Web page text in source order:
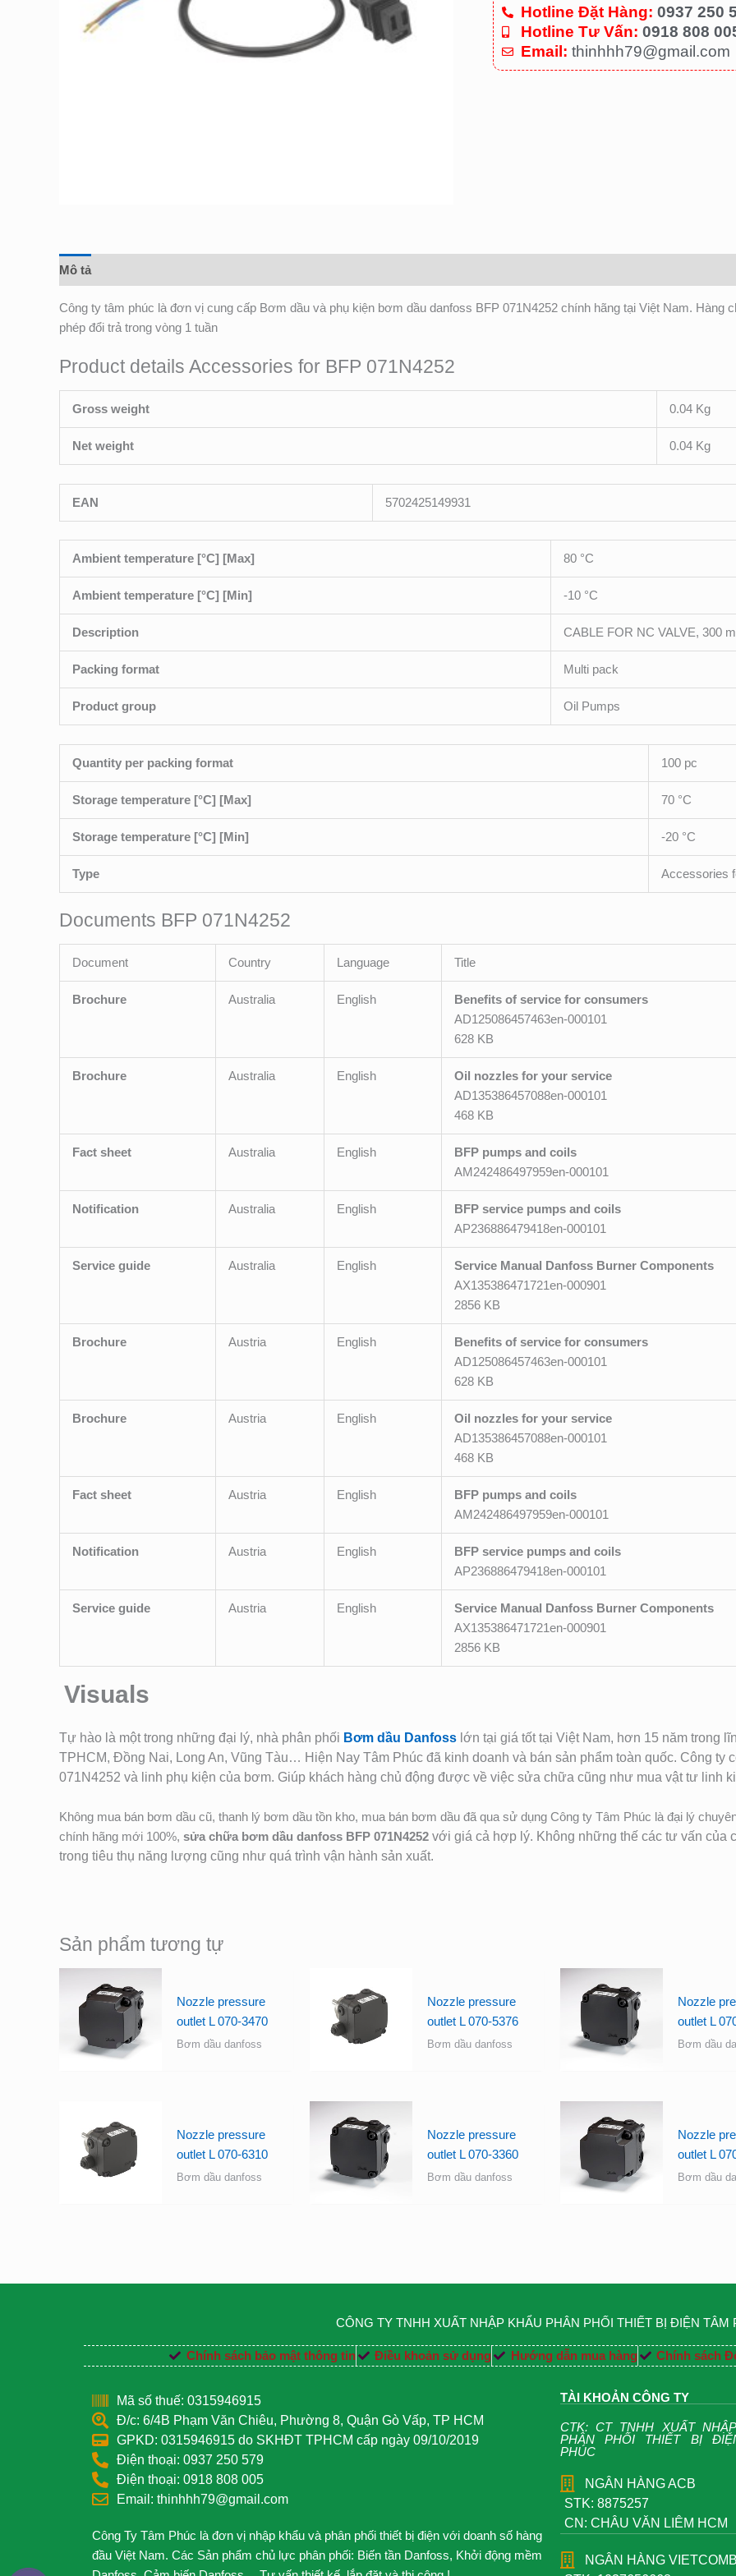
Hotline Đặt Hàng: 0937 250
Hotline Tư Vấn: 0918 808
Email: thinhhh79@gmail.com
Mô tả
Công ty tâm phúc là đơn vị cung cấp Bơm dầu và phụ kiện bơm dầu danfoss BFP 071N4252 chính hãng tại Việt Nam. Hàng
phép đổi trả trong vòng 1 tuần
Product details Accessories for BFP 071N4252
Gross weight 0.04 Kg
Net weight 0.04 Kg
EAN 5702425149931
Ambient temperature [°C] [Max] 80 °C
Ambient temperature [°C] [Min] -10 °C
Description CABLE FOR NC VALVE, 300
Packing format Multi pack
Product group Oil Pumps
Quantity per packing format 100 pc
Storage temperature [°C] [Max] 70 °C
Storage temperature [°C] [Min] -20 °C
Type Accessories
Documents BFP 071N4252
Document Country Language Title
Brochure Australia English
Benefits of service for consumers
AD125086457463en-000101
628 KB
Brochure Australia English
Oil nozzles for your service
AD135386457088en-000101
468 KB
Fact sheet Australia English
BFP pumps and coils
AM242486497959en-000101
Notification Australia English
BFP service pumps and coils
AP236886479418en-000101
Service guide Australia English
Service Manual Danfoss Burner Components
AX135386471721en-000901
2856 KB
Brochure Austria English
Benefits of service for consumers
AD125086457463en-000101
628 KB
Brochure Austria English
Oil nozzles for your service
AD135386457088en-000101
468 KB
Fact sheet Austria English
BFP pumps and coils
AM242486497959en-000101
Notification Austria English
BFP service pumps and coils
AP236886479418en-000101
Service guide Austria English
Service Manual Danfoss Burner Components
AX135386471721en-000901
2856 KB
Visuals
Tự hào là một trong những đại lý, nhà phân phối Bơm dầu Danfoss lớn tại giá tốt tại Việt Nam, hơn 15 năm trong
TPHCM, Đồng Nai, Long An, Vũng Tàu… Hiện Nay Tâm Phúc đã kinh doanh và bán sản phẩm toàn quốc. Công ty
071N4252 và linh phụ kiện của bơm. Giúp khách hàng chủ động được về việc sửa chữa cũng như mua vật tư linh
Không mua bán bơm dầu cũ, thanh lý bơm dầu tồn kho, mua bán bơm dầu đã qua sử dụng Công ty Tâm Phúc là đại lý
chính hãng mới 100%, sửa chữa bơm dầu danfoss BFP 071N4252 với giá cả hợp lý. Không những thế các tư vấn của
trong tiêu thụ năng lượng cũng như quá trình vận hành sản xuất.
Sản phẩm tương tự
Nozzle pressure
outlet L 070-3470
Bơm dầu danfoss
Nozzle pressure
outlet L 070-5376
Bơm dầu danfoss
Nozzle
outlet L
Bơm dầu
Nozzle pressure
outlet L 070-6310
Bơm dầu danfoss
Nozzle pressure
outlet L 070-3360
Bơm dầu danfoss
Nozzle
outlet L
Bơm dầu
CÔNG TY TNHH XUẤT NHẬP KHẨU PHÂN PHỐI THIẾT BỊ ĐIỆN TÂM
Chính sách bảo mật thông tin Điều khoản sử dụng Hướng dẫn mua hàng Chính sách
Mã số thuế: 0315946915
Đ/c: 6/4B Phạm Văn Chiêu, Phường 8, Quận Gò Vấp, TP HCM
GPKD: 0315946915 do SKHĐT TPHCM cấp ngày 09/10/2019
Điện thoại: 0937 250 579
Điện thoại: 0918 808 005
Email: thinhhh79@gmail.com
Công Ty Tâm Phúc là đơn vị nhập khẩu và phân phối thiết bị điện với doanh số hàng
đầu Việt Nam. Các Sản phẩm chủ lực phân phối: Biến tần Danfoss, Khởi động mềm
TÀI KHOẢN CÔNG TY
CTK: CT TNHH XUẤT
PHÂN PHỐI THIẾT BỊ
PHÚC
NGÂN HÀNG ACB
STK: 8875257
CN: CHÂU VĂN LIÊM HCM
NGÂN HÀNG